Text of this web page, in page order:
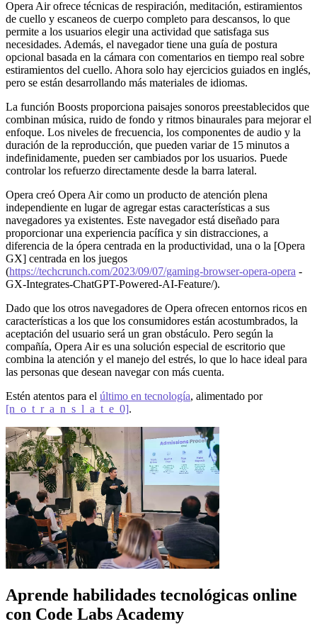
Opera Air ofrece técnicas de respiración, meditación, estiramientos
de cuello y escaneos de cuerpo completo para descansos, lo que
permite a los usuarios elegir una actividad que satisfaga sus
necesidades. Además, el navegador tiene una guía de postura
opcional basada en la cámara con comentarios en tiempo real sobre
estiramientos del cuello. Ahora solo hay ejercicios guiados en inglés,
pero se están desarrollando más materiales de idiomas.
La función Boosts proporciona paisajes sonoros preestablecidos que
combinan música, ruido de fondo y ritmos binaurales para mejorar el
enfoque. Los niveles de frecuencia, los componentes de audio y la
duración de la reproducción, que pueden variar de 15 minutos a
indefinidamente, pueden ser cambiados por los usuarios. Puede
controlar los refuerzo directamente desde la barra lateral.
Opera creó Opera Air como un producto de atención plena
independiente en lugar de agregar estas características a sus
navegadores ya existentes. Este navegador está diseñado para
proporcionar una experiencia pacífica y sin distracciones, a
diferencia de la ópera centrada en la productividad, una o la [Opera
GX] centrada en los juegos
(https://techcrunch.com/2023/09/07/gaming-browser-opera-opera -
GX-Integrates-ChatGPT-Powered-AI-Feature/).
Dado que los otros navegadores de Opera ofrecen entornos ricos en
características a los que los consumidores están acostumbrados, la
aceptación del usuario será un gran obstáculo. Pero según la
compañía, Opera Air es una solución especial de escritorio que
combina la atención y el manejo del estrés, lo que lo hace ideal para
las personas que desean navegar con más cuenta.
Estén atentos para el último en tecnología, alimentado por
[n_o_t_r_a_n_s_l_a_t_e_0].
Aprende habilidades tecnológicas online
con Code Labs Academy